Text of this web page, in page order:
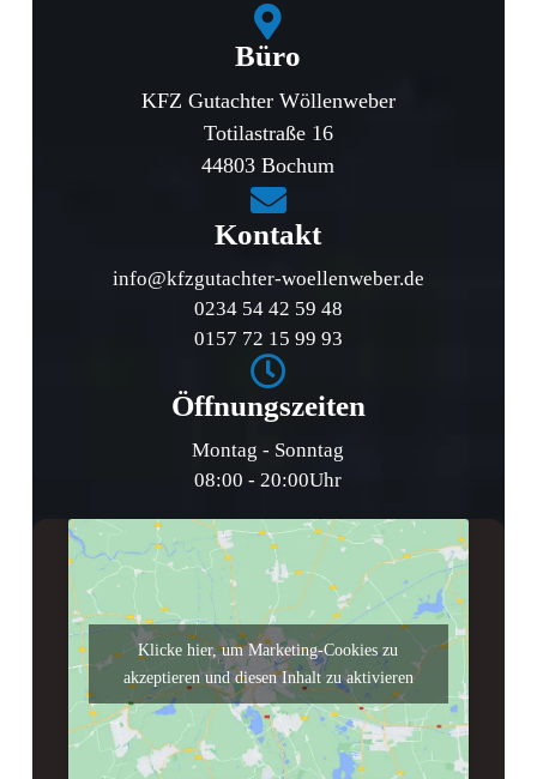
Büro
KFZ Gutachter Wöllenweber
Totilastraße 16
44803 Bochum
Kontakt
info@kfzgutachter-woellenweber.de
0234 54 42 59 48
0157 72 15 99 93
Öffnungszeiten
Montag - Sonntag
08:00 - 20:00Uhr
Klicke hier, um Marketing-Cookies zu
akzeptieren und diesen Inhalt zu aktivieren